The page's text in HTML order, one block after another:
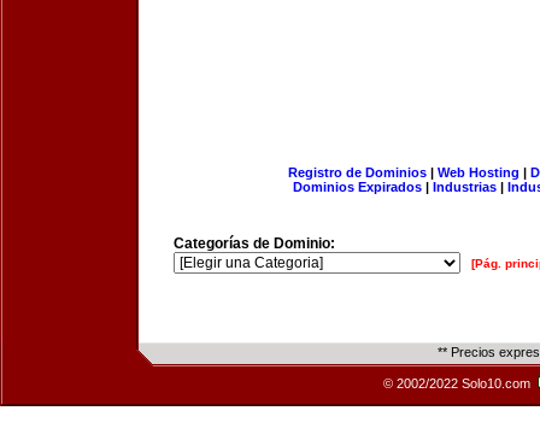
Registro de Dominios| Web Hosting |
Dominios Expirados | Industrias |
Categorías de Dominio:
[Pág.
** Precios
© 2002/2022 Solo10.com